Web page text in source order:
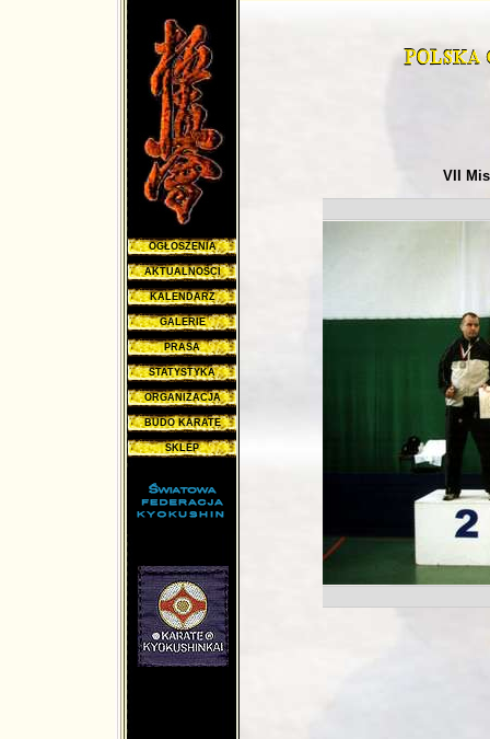
OGŁOSZENIA
AKTUALNOŚCI
KALENDARZ
GALERIE
PRASA
STATYSTYKA
ORGANIZACJA
BUDO KARATE
SKLEP
VII